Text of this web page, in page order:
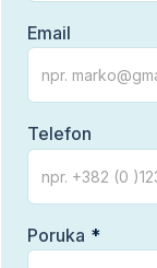
Email
Telefon
Poruka